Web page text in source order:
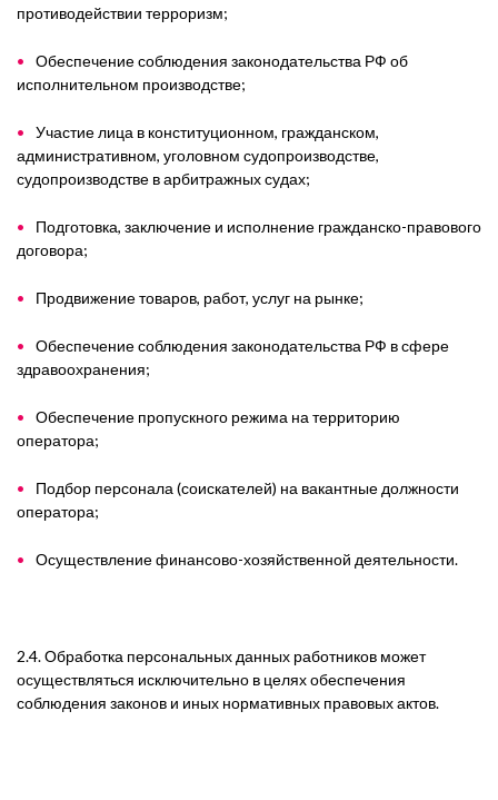
противодействии терроризм;
Обеспечение соблюдения законодательства РФ об
исполнительном производстве;
Участие лица в конституционном, гражданском,
административном, уголовном судопроизводстве,
судопроизводстве в арбитражных судах;
Подготовка, заключение и исполнение гражданско-правового
договора;
Продвижение товаров, работ, услуг на рынке;
Обеспечение соблюдения законодательства РФ в сфере
здравоохранения;
Обеспечение пропускного режима на территорию
оператора;
Подбор персонала (соискателей) на вакантные должности
оператора;
Осуществление финансово-хозяйственной деятельности.
2.4. Обработка персональных данных работников может
осуществляться исключительно в целях обеспечения
соблюдения законов и иных нормативных правовых актов.